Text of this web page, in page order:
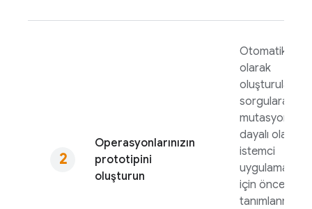
Operasyonlarınızın
prototipini
oluşturun
Otomatik
olarak
oluşturulan
sorgulara ve
mutasyonlara
dayalı olarak
istemci
uygulamaları
için önceden
tanımlanmış